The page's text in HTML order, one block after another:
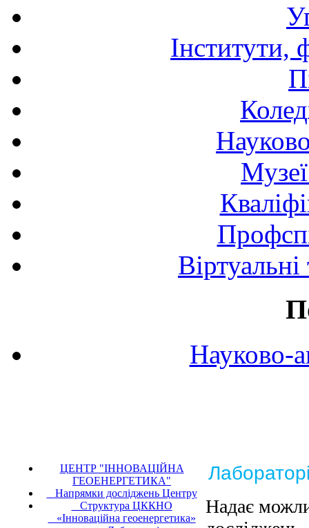
Інститути,
Науково-
ЦЕНТР "ІННОВАЦІЙНА
ГЕОЕНЕРГЕТИКА"
Напрямки досліджень Центру
Структура ЦККНО
«Інноваційна геоенергетика»
Надає